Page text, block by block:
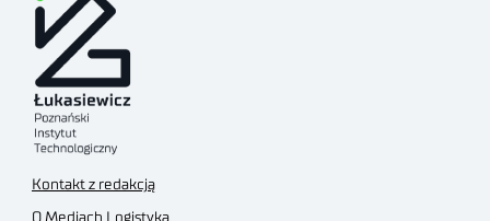
Kontakt z redakcją
O Mediach Logistyka